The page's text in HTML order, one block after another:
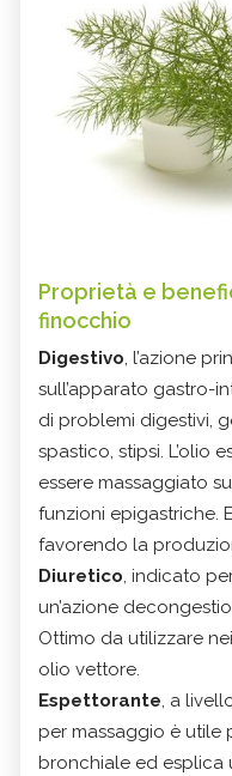
Proprietà e
finocchio
Digestivo, l’azione
sull’apparato gastro-
di problemi digestivi,
spastico, stipsi. L’olio
essere massaggiato
funzioni epigastriche.
favorendo la
Diuretico, indicato
un’azione
Ottimo da utilizzare
olio vettore.
Espettorante, a
per massaggio è utile
bronchiale ed esplica